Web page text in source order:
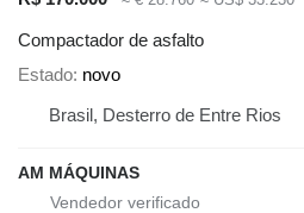
Compactador de asfalto
Estado novo
Brasil, Desterro de Entre Rios
AM MÁQUINAS